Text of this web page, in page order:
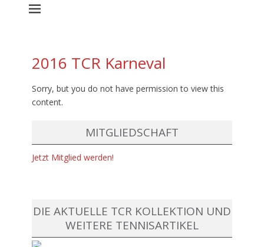
2016 TCR Karneval
Sorry, but you do not have permission to view this
content.
MITGLIEDSCHAFT
Jetzt Mitglied werden!
DIE AKTUELLE TCR KOLLEKTION UND
WEITERE TENNISARTIKEL